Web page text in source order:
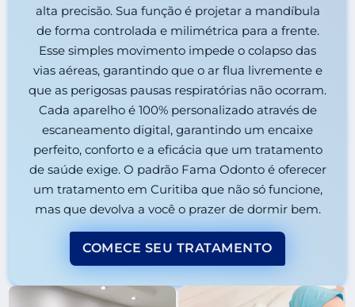
alta precisão. Sua função é projetar a mandíbula
de forma controlada e milimétrica para a frente.
Esse simples movimento impede o colapso das
vias aéreas, garantindo que o ar flua livremente e
que as perigosas pausas respiratórias não ocorram.
Cada aparelho é 100% personalizado através de
escaneamento digital, garantindo um encaixe
perfeito, conforto e a eficácia que um tratamento
de saúde exige. O padrão Fama Odonto é oferecer
um tratamento em Curitiba que não só funcione,
mas que devolva a você o prazer de dormir bem.
COMECE SEU TRATAMENTO